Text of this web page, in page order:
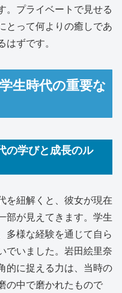
。プライベートで見せる
とって何よりの癒しであ
はずです。
生時代の重要な
の学びと成長のル
を紐解くと、彼女が現在
部が見えてきます。学生
多様な経験を通じて自ら
でいました。岩田絵里奈
的に捉える力は、当時の
の中で磨かれたもので